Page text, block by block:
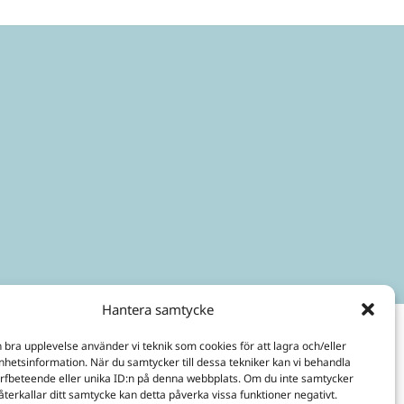
Hantera samtycke
bra upplevelse använder vi teknik som cookies för att lagra och/eller
När du samtycker till dessa tekniker kan vi behandla
eller unika ID:n på denna webbplats. Om du inte samtycker
ditt samtycke kan detta påverka vissa funktioner negativt.